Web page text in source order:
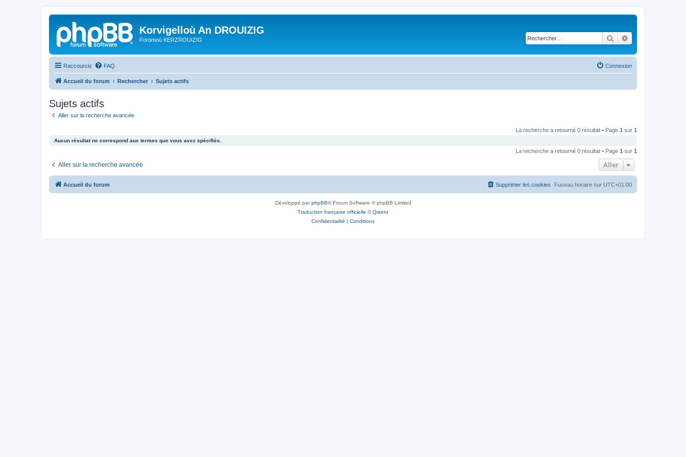
Korvigelloù An DROUIZIG
Foromoù KERZROUIZIG Rechercher
Raccourcis FAQ Connexion
Accueil du forum Rechercher Sujets actifs
Sujets actifs
Aller sur la recherche avancée
La recherche a retourné 0 résultat • Page 1 sur 1
Aucun résultat ne correspond aux termes que vous avez spécifiés.
La recherche a retourné 0 résultat • Page 1 sur 1
Aller sur la recherche avancée Aller
Accueil du forum Fuseau horaire sur UTC+01:00
Supprimer les cookies
Développé parphpBB® Forum Software © phpBB Limited
Traduction française officielle ©Qiaeru
Confidentialité | Conditions